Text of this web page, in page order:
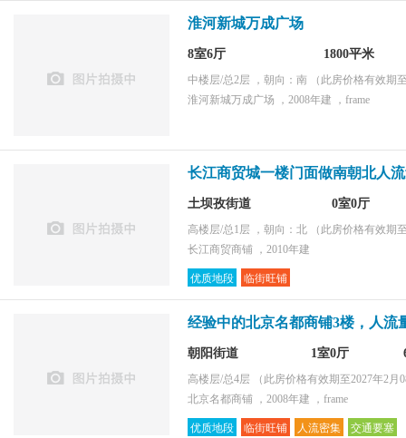
淮河新城万成广场
8室6厅 1800平米
中楼层/总2层 ，朝向：南
（此房价格有效期
淮河新城万成广场 ，2008年建 ，frame
长江商贸城一楼门面做南朝北人
土坝孜街道 0室0厅
高楼层/总1层 ，朝向：北
（此房价格有效期
长江商贸商铺 ，2010年建
优质地段 临街旺铺
经验中的北京名都商铺3楼，人流
朝阳街道 1室0厅
高楼层/总4层
（此房价格有效期至2027年2月
北京名都商铺 ，2008年建 ，frame
优质地段 临街旺铺 人流密集 交通要塞